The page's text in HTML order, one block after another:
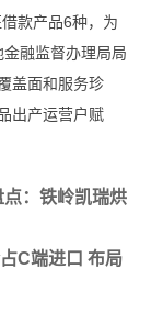
款产品6种，为
融监督办理局局
盖面和服务珍
出产运营户赋
：铁岭凯瑞烘
C端进口 布局